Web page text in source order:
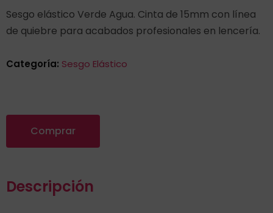
Sesgo elástico Verde Agua. Cinta de 15mm con línea
de quiebre para acabados profesionales en lencería.
Categoría: Sesgo Elástico
Comprar
Descripción